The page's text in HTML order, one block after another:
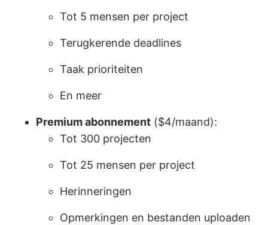
Tot 5 mensen per project
Terugkerende deadlines
Taak prioriteiten
En meer
Premium abonnement ($4/maand):
Tot 300 projecten
Tot 25 mensen per project
Herinneringen
Opmerkingen en bestanden uploaden